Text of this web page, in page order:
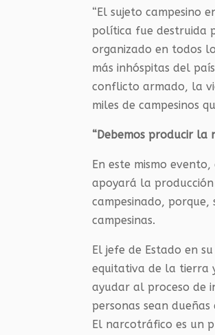
“El sujeto campesino
política fue destruida
organizado en todos
más inhóspitas del
conflicto armado, la
miles de campesinos
“Debemos producir la
En este mismo
apoyará la
campesinado, porque,
campesinas.
El jefe de Estado en
equitativa de la tierra
ayudar al proceso de
personas sean
El narcotráfico es un